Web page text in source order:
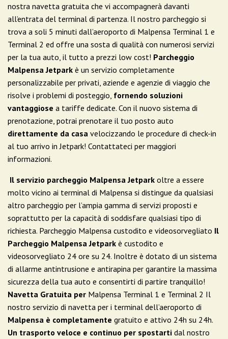
nostra navetta gratuita che vi accompagnerà davanti
all’entrata del terminal di partenza. Il nostro parcheggio si
trova a soli 5 minuti dall’aeroporto di Malpensa Terminal 1 e
Terminal 2 ed offre una sosta di qualità con numerosi servizi
per la tua auto, il tutto a prezzi low cost! Parcheggio
Malpensa Jetpark è un servizio completamente
personalizzabile per privati, aziende e agenzie di viaggio che
risolve i problemi di posteggio, fornendo soluzioni
vantaggiose a tariffe dedicate. Con il nuovo sistema di
prenotazione, potrai prenotare il tuo posto auto
direttamente da casa velocizzando le procedure di check-in
al tuo arrivo in Jetpark! Contattateci per maggiori
informazioni.
Il servizio parcheggio Malpensa Jetpark oltre a essere
molto vicino ai terminal di Malpensa si distingue da qualsiasi
altro parcheggio per l’ampia gamma di servizi proposti e
soprattutto per la capacità di soddisfare qualsiasi tipo di
richiesta. Parcheggio Malpensa custodito e videosorvegliato Il
Parcheggio Malpensa Jetpark è custodito e
videosorvegliato 24 ore su 24. Inoltre è dotato di un sistema
di allarme antintrusione e antirapina per garantire la massima
sicurezza della tua auto e consentirti di partire tranquillo!
Navetta Gratuita per Malpensa Terminal 1 e Terminal 2 Il
nostro servizio di navetta per i terminal dell’aeroporto di
Malpensa è completamente gratuito e attivo 24h su 24h.
Un trasporto veloce e continuo per spostarti dal nostro